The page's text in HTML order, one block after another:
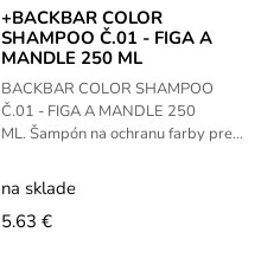
+BACKBAR COLOR
SHAMPOO Č.01 - FIGA A
MANDLE 250 ML
BACKBAR COLOR SHAMPOO
Č.01 - FIGA A MANDLE 250
ML. Šampón na ochranu farby pre
špeciálny: Obsahuje zmes
mandľového mlieka
na sklade
5.63 €